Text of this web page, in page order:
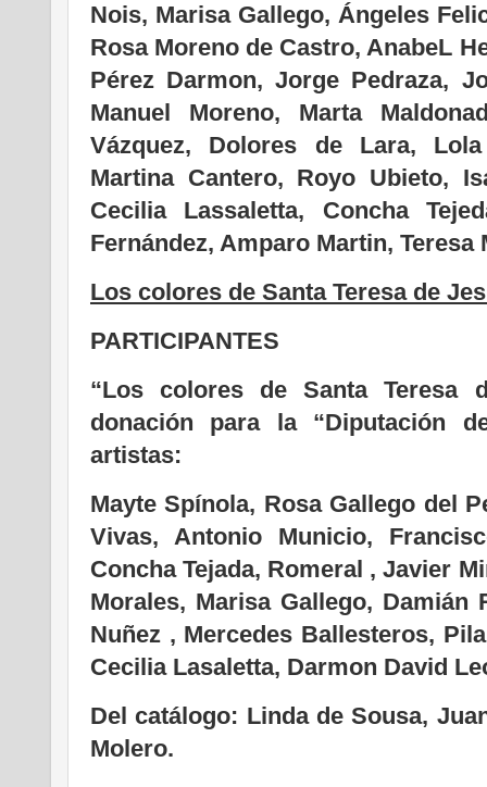
Nois, Marisa Gallego, Ángeles
Rosa Moreno de Castro, AnabeL
Pérez Darmon, Jorge Pedraza,
Manuel Moreno, Marta
Vázquez, Dolores de Lara,
Martina Cantero, Royo Ubieto,
Cecilia Lassaletta, Concha
Fernández, Amparo Martin, Teresa
Los colores de Santa Teresa de
PARTICIPANTES
“Los colores de Santa Teresa
donación para la “Diputación
artistas:
Mayte Spínola, Rosa Gallego del
Vivas, Antonio Municio,
Concha Tejada, Romeral , Javier
Morales, Marisa Gallego, Damián
Nuñez , Mercedes Ballesteros,
Cecilia Lasaletta, Darmon David
Del catálogo: Linda de Sousa,
Molero.